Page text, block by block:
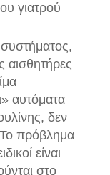
γιατρού
αισθητήρες
αυτόματα
δεν
Το πρόβλημα
είναι
στο